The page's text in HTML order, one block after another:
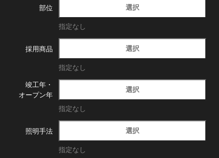
部位 選択
指定なし
採用商品 選択
指定なし
竣工年・
オープン年
選択
指定なし
照明手法 選択
指定なし